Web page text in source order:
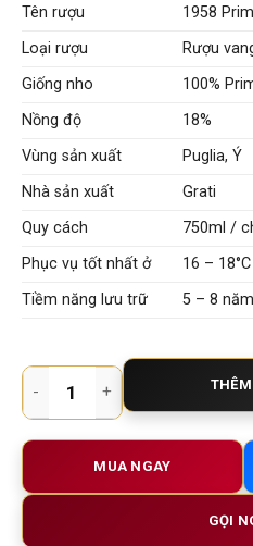
Tên rượu
1958
Loại rượu
Rượu
Giống nho
100%
Nồng độ
18%
Vùng sản xuất
Puglia, Ý
Nhà sản xuất
Grati
Quy cách
750ml /
Phục vụ tốt nhất ở
16 – 18°C
Tiềm năng lưu trữ
5 – 8
Rượu Vang Ý 1958 Primitivo
MUA NGAY
GỌI